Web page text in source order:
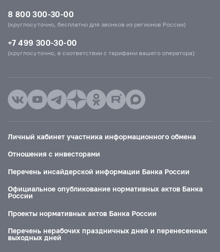
8 800 300-30-00
(круглосуточно, бесплатно для звонков из регионов России)
+7 499 300-30-00
(круглосуточно, в соответствии с тарифами вашего оператора)
Личный кабинет участника информационного обмена
Отношения с инвесторами
Перечень инсайдерской информации Банка России
Официальное опубликование нормативных актов Банка
России
Проекты нормативных актов Банка России
Перечень нерабочих праздничных дней и перенесенных
выходных дней